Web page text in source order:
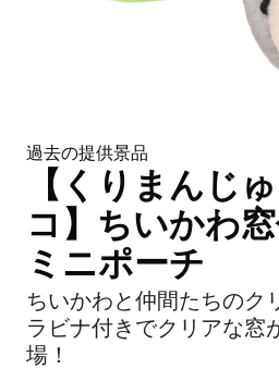
過去の提供景品
【くりまんじ
コ】ちいかわ
ミニポーチ
ちいかわと仲間たちのク
ラビナ付きでクリアな窓
場！